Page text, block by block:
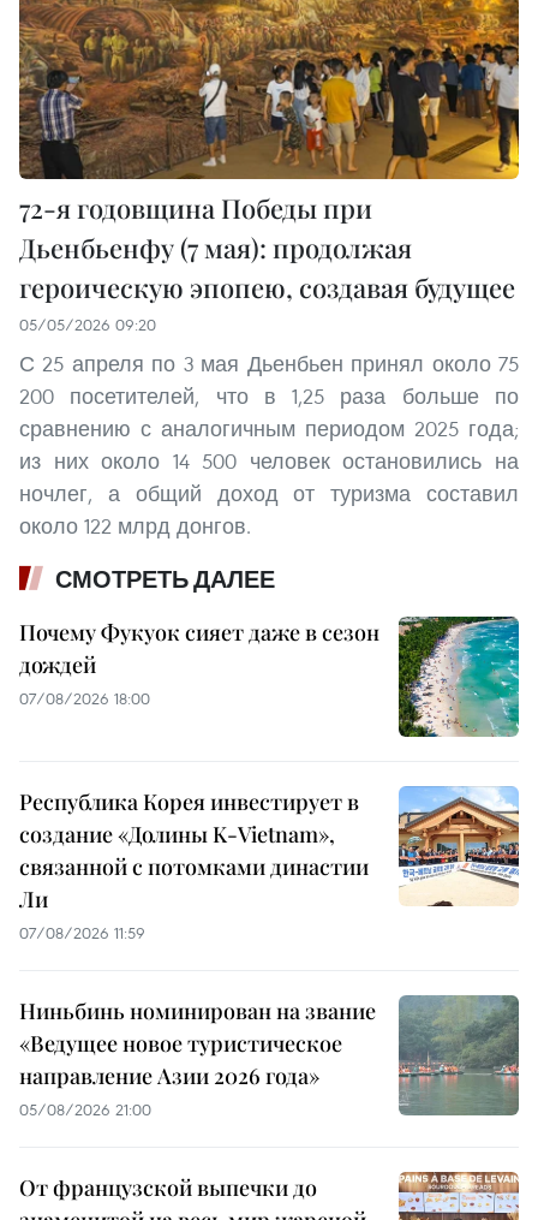
72-я годовщина Победы при
Дьенбьенфу (7 мая): продолжая
героическую эпопею, создавая будущее
05/05/2026 09:20
С 25 апреля по 3 мая Дьенбьен принял около 75
200 посетителей, что в 1,25 раза больше по
сравнению с аналогичным периодом 2025 года;
из них около 14 500 человек остановились на
ночлег, а общий доход от туризма составил
около 122 млрд донгов.
СМОТРЕТЬ ДАЛЕЕ
Почему Фукуок сияет даже в сезон
дождей
07/08/2026 18:00
Республика Корея инвестирует в
создание «Долины K-Vietnam»,
связанной с потомками династии
Ли
07/08/2026 11:59
Ниньбинь номинирован на звание
«Ведущее новое туристическое
направление Азии 2026 года»
05/08/2026 21:00
От французской выпечки до